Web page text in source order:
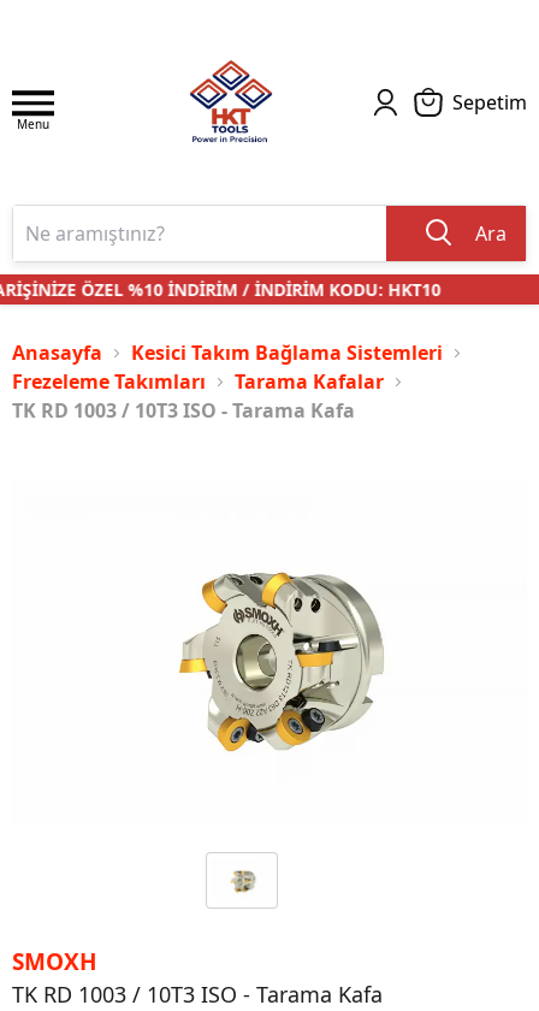
Menu
Sepetim
Ara
ÖZEL %10 İNDİRİM / İNDİRİM KODU: HKT10
Anasayfa
Kesici Takım Bağlama Sistemleri
Frezeleme Takımları
Tarama Kafalar
TK RD 1003 / 10T3 ISO - Tarama Kafa
SMOXH
TK RD 1003 / 10T3 ISO - Tarama Kafa